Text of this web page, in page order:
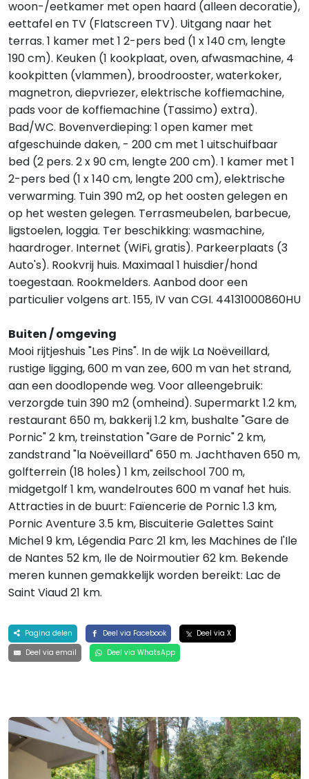
woon-/eetkamer met open haard (alleen decoratie),
eettafel en TV (Flatscreen TV). Uitgang naar het
terras. 1 kamer met 1 2-pers bed (1 x 140 cm, lengte
190 cm). Keuken (1 kookplaat, oven, afwasmachine, 4
kookpitten (vlammen), broodrooster, waterkoker,
magnetron, diepvriezer, elektrische koffiemachine,
pads voor de koffiemachine (Tassimo) extra).
Bad/WC. Bovenverdieping: 1 open kamer met
afgeschuinde daken, - 200 cm met 1 uitschuifbaar
bed (2 pers. 2 x 90 cm, lengte 200 cm). 1 kamer met 1
2-pers bed (1 x 140 cm, lengte 200 cm), elektrische
verwarming. Tuin 390 m2, op het oosten gelegen en
op het westen gelegen. Terrasmeubelen, barbecue,
ligstoelen, loggia. Ter beschikking: wasmachine,
haardroger. Internet (WiFi, gratis). Parkeerplaats (3
Auto's). Rookvrij huis. Maximaal 1 huisdier/hond
toegestaan. Rookmelders. Aanbod door een
particulier volgens art. 155, IV van CGI. 44131000860HU
Buiten / omgeving
Mooi rijtjeshuis "Les Pins". In de wijk La Noëveillard,
rustige ligging, 600 m van zee, 600 m van het strand,
aan een doodlopende weg. Voor alleengebruik:
verzorgde tuin 390 m2 (omheind). Supermarkt 1.2 km,
restaurant 650 m, bakkerij 1.2 km, bushalte "Gare de
Pornic" 2 km, treinstation "Gare de Pornic" 2 km,
zandstrand "la Noëveillard" 650 m. Jachthaven 650 m,
golfterrein (18 holes) 1 km, zeilschool 700 m,
midgetgolf 1 km, wandelroutes 600 m vanaf het huis.
Attracties in de buurt: Faïencerie de Pornic 1.3 km,
Pornic Aventure 3.5 km, Biscuiterie Galettes Saint
Michel 9 km, Légendia Parc 21 km, les Machines de l'Ile
de Nantes 52 km, Ile de Noirmoutier 62 km. Bekende
meren kunnen gemakkelijk worden bereikt: Lac de
Saint Viaud 21 km.
Pagina delen Deel via Facebook
Deel via X
Deel via email
Deel via WhatsApp